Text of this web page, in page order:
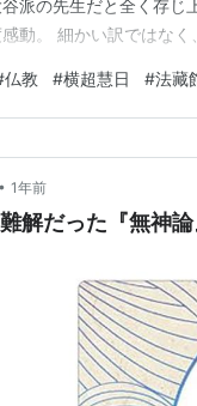
派の先生だと全く存じ
動。 細かい訳ではな
書かれているところは
に見たら矛盾を持って
仏教 #横超慧日 #法藏
• 1年前
解だった『無神